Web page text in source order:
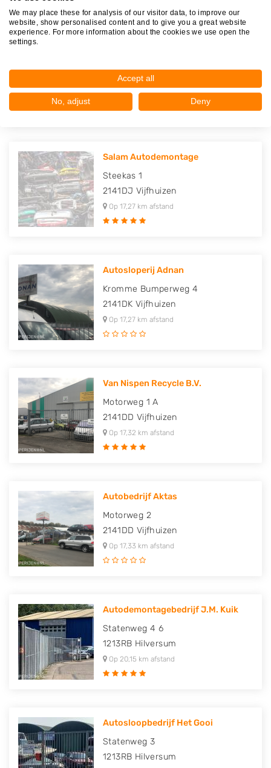
2141DA Vijfhuizen
Op 17,23 km afstand
Salam Autodemontage
Steekas 1
2141DJ Vijfhuizen
Op 17,27 km afstand
Autosloperij Adnan
Kromme Bumperweg 4
2141DK Vijfhuizen
Op 17,27 km afstand
Van Nispen Recycle B.V.
Motorweg 1 A
2141DD Vijfhuizen
Op 17,32 km afstand
Autobedrijf Aktas
Motorweg 2
2141DD Vijfhuizen
Op 17,33 km afstand
Autodemontagebedrijf J.M. Kuik
Statenweg 4 6
1213RB Hilversum
Op 20,15 km afstand
Autosloopbedrijf Het Gooi
Statenweg 3
1213RB Hilversum
We may place these for analysis of our visitor data, to improve our
website, show personalised content and to give you a great website
experience. For more information about the cookies we use open the
settings.
Accept all
No, adjust Deny